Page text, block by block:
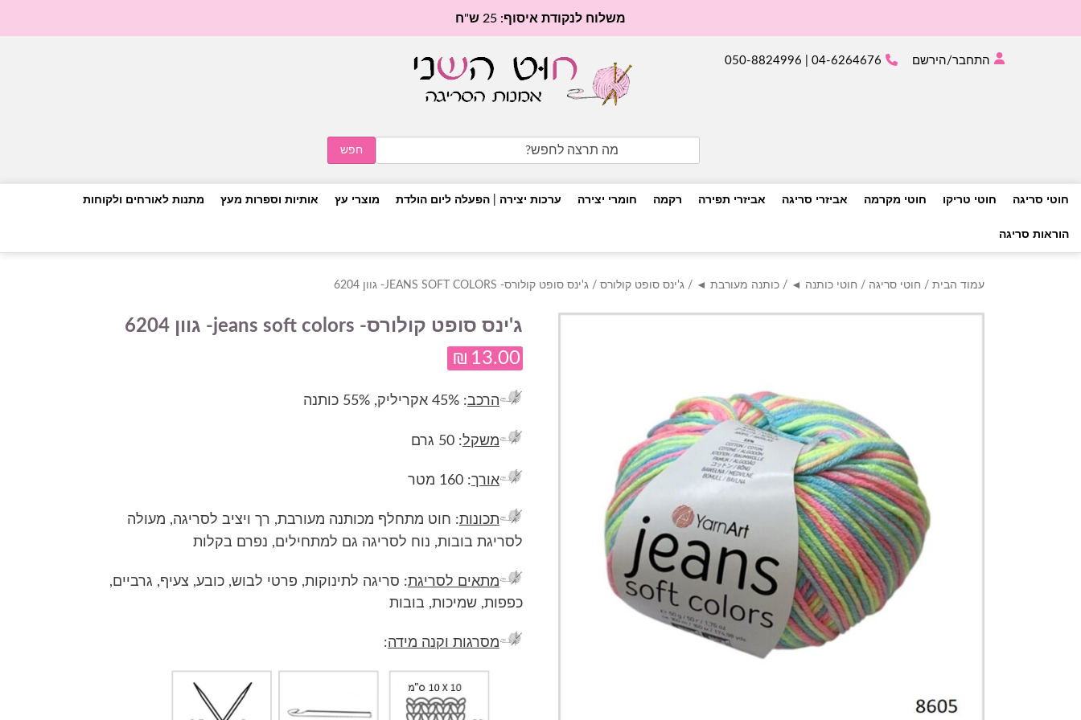
משלוח לנקודת איסוף: 25 ש"ח
for:
התחבר/הירשם 04-6264676 | 050-8824996
חוטי סריגה חוטי טריקו חוטי מקרמה אביזרי סריגה אביזרי תפירה רקמה חומרי יצירה ערכות יצירה | הפעלה ליום הולדת מוצרי עץ אותיות וספרות מעץ מתנות לאורחים ולקוחות
הוראות סריגה
עמוד הבית / חוטי סריגה / חוטי כותנה ◄ / כותנה מעורבת ◄ / ג'ינס סופט קולורס / ג'ינס סופט קולורס- JEANS SOFT COLORS- גוון 6204
ג'ינס סופט קולורס- jeans soft colors- גוון 6204
₪ 13.00
הרכב: 45% אקריליק, 55% כותנה
משקל: 50 גרם
אורך: 160 מטר
תכונות: חוט מתחלף מכותנה מעורבת, רך ויציב לסריגה, מעולה
לסריגת בובות, נוח לסריגה גם למתחילים, נפרם בקלות
מתאים לסריגת: סריגה לתינוקות, פרטי לבוש, כובע, צעיף, גרביים,
כפפות, שמיכות, בובות
מסרגות וקנה מידה: